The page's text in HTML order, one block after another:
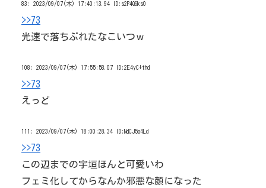
83: 2023/09/07(木) 17:40:13.94 ID:s2P4QSks0
>>73
光速で落ちぶれたなこいつｗ
108: 2023/09/07(木) 17:55:58.07 ID:2E4yC+thd
>>73
えっど
111: 2023/09/07(木) 18:00:28.34 ID:NdCJ5p4Ld
>>73
この辺までの宇垣ほんと可愛いわ
フェミ化してからなんか邪悪な顔になった